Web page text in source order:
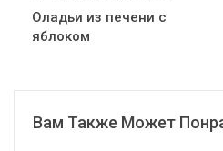
Оладьи из печени с
яблоком
Вам Также Может